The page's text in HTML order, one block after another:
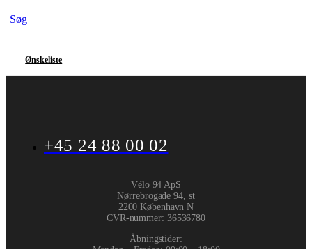
Søg
Ønskeliste
+45 24 88 00 02
Vélo 94 ApS
Nørrebrogade 94, st
2200 København N
CVR-nummer: 36536780
Åbningstider: